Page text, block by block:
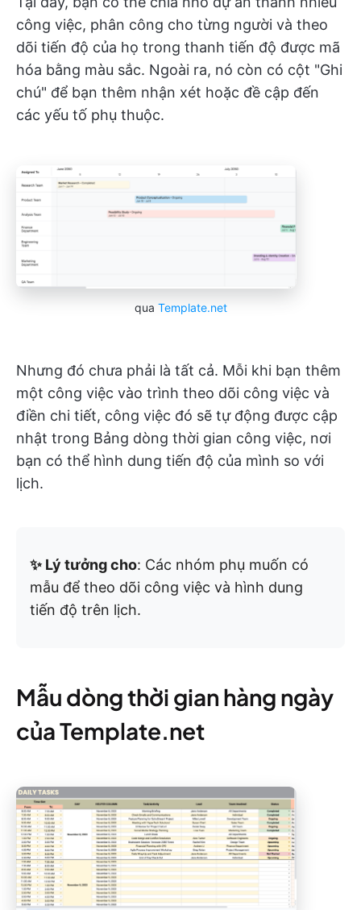
công việc, phân công cho từng người và theo
dõi tiến độ của họ trong thanh tiến độ được mã
hóa bằng màu sắc. Ngoài ra, nó còn có cột "Ghi
chú" để bạn thêm nhận xét hoặc đề cập đến
các yếu tố phụ thuộc.
qua Template.net
Nhưng đó chưa phải là tất cả. Mỗi khi bạn thêm
một công việc vào trình theo dõi công việc và
điền chi tiết, công việc đó sẽ tự động được cập
nhật trong Bảng dòng thời gian công việc, nơi
bạn có thể hình dung tiến độ của mình so với
lịch.
✨ Lý tưởng cho: Các nhóm phụ muốn có
mẫu để theo dõi công việc và hình dung
tiến độ trên lịch.
Mẫu dòng thời gian hàng ngày
của Template.net